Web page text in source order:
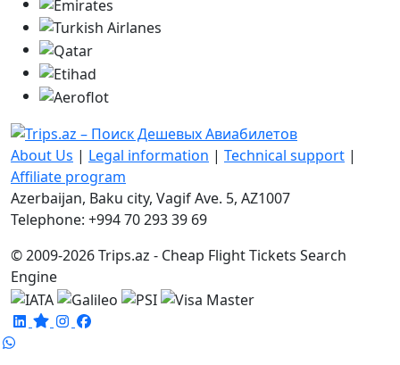
About Us | Legal information | Technical support |
Affiliate program
Azerbaijan, Baku city, Vagif Ave. 5, AZ1007
Telephone: +994 70 293 39 69
© 2009-2026 Trips.az - Cheap Flight Tickets Search
Engine